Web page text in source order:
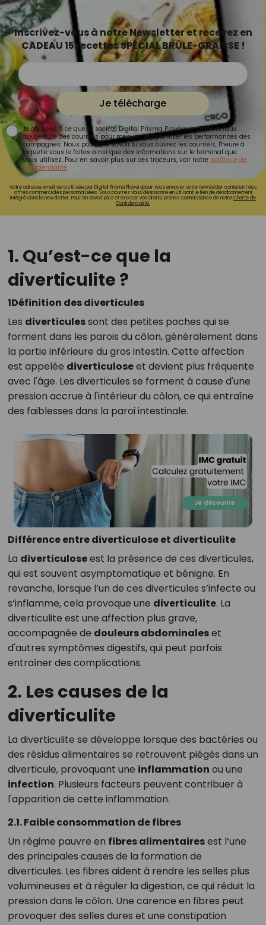
Inscrivez-vous à notre Newsletter et recevez en
CADEAU 15 recettes SPÉCIAL BRÛLE-GRAISSE !
Je télécharge
Je consens à ce que la société Digital Prisma Players analyse le taux
d'ouverture des courriels pour mesurer et optimiser les performances des
campagnes. Nous pourrons savoir si vous ouvrez les courriels, l'heure à
laquelle vous le faites ainsi que des informations sur le terminal que
vous utilisez. Pour en savoir plus sur ces traceurs, voir notre politique de
confidentialité.
Votre adresse email sera utilisée par Digital Prisma Playerspour vous envoyer votre newsletter contenant des
offres commerciales personnalisées. Vous pourrez vous désinscrire en utilisant le lien de désabonnement
intégré dans la newsletter. Pour en savoir plus et exercer vos droits, prenez connaissance de notreCharte de
Confidentialité.
1. Qu’est-ce que la
diverticulite ?
1Définition des diverticules
Les diverticulessont des petites poches qui se
forment dans les parois du côlon, généralement dans
la partie inférieure du gros intestin. Cette affection
est appelée diverticuloseet devient plus fréquente
avec l'âge. Les diverticules se forment à cause d'une
pression accrue à l'intérieur du côlon, ce qui entraîne
des faiblesses dans la paroi intestinale.
Différence entre diverticulose et diverticulite
La diverticuloseest la présence de ces diverticules,
qui est souvent asymptomatique et bénigne. En
revanche, lorsque l’un de ces diverticules s’infecte ou
s’inflamme, cela provoque une diverticulite. La
diverticulite est une affection plus grave,
accompagnée de douleurs abdominaleset
d'autres symptômes digestifs, qui peut parfois
entraîner des complications.
2. Les causes de la
diverticulite
La diverticulite se développe lorsque des bactéries ou
des résidus alimentaires se retrouvent piégés dans un
diverticule, provoquant une inflammation ou une
infection. Plusieurs facteurs peuvent contribuer à
l'apparition de cette inflammation.
2.1. Faible consommation de fibres
Un régime pauvre en fibres alimentairesest l’une
des principales causes de la formation de
diverticules. Les fibres aident à rendre les selles plus
volumineuses et à réguler la digestion, ce qui réduit la
pression dans le côlon. Une carence en fibres peut
provoquer des selles dures et une constipation